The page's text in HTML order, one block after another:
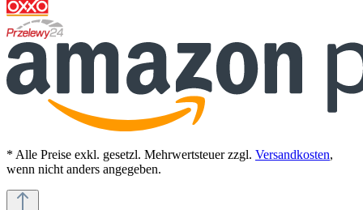
* Alle Preise exkl. gesetzl. Mehrwertsteuer zzgl. Versandkosten,
wenn nicht anders angegeben.